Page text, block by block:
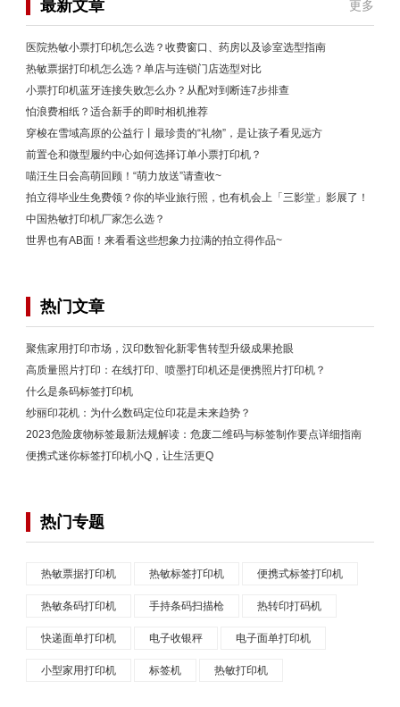
最新文章 更多
医院热敏小票打印机怎么选？收费窗口、药房以及诊室选型指南
热敏票据打印机怎么选？单店与连锁门店选型对比
小票打印机蓝牙连接失败怎么办？从配对到断连7步排查
怕浪费相纸？适合新手的即时相机推荐
穿梭在雪域高原的公益行丨最珍贵的“礼物”，是让孩子看见远方
前置仓和微型履约中心如何选择订单小票打印机？
喵汪生日会高萌回顾！“萌力放送”请查收~
拍立得毕业生免费领？你的毕业旅行照，也有机会上「三影堂」影展了！
中国热敏打印机厂家怎么选？
世界也有AB面！来看看这些想象力拉满的拍立得作品~
热门文章
聚焦家用打印市场，汉印数智化新零售转型升级成果抢眼
高质量照片打印：在线打印、喷墨打印机还是便携照片打印机？
什么是条码标签打印机
纱丽印花机：为什么数码定位印花是未来趋势？
2023危险废物标签最新法规解读：危废二维码与标签制作要点详细指南
便携式迷你标签打印机小Q，让生活更Q
热门专题
热敏票据打印机 热敏标签打印机 便携式标签打印机
热敏条码打印机 手持条码扫描枪 热转印打码机
快递面单打印机 电子收银秤 电子面单打印机
小型家用打印机 标签机 热敏打印机